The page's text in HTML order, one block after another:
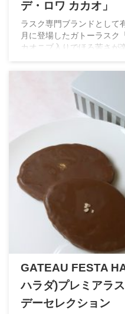
デ・ロワ カカオ」
ラスク専門ブランドとして
月に登場したガトーラスク
カオニブ入りでほろ苦さが
GATEAU FESTA
ハラダ)プレミアラ
デーセレクション